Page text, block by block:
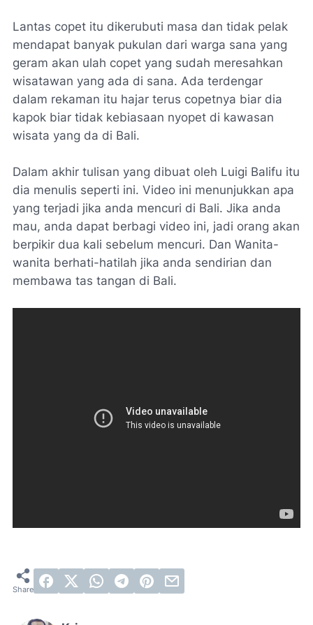
Lantas copet itu dikerubuti masa dan tidak pelak
mendapat banyak pukulan dari warga sana yang
geram akan ulah copet yang sudah meresahkan
wisatawan yang ada di sana. Ada terdengar
dalam rekaman itu hajar terus copetnya biar dia
kapok biar tidak kebiasaan nyopet di kawasan
wisata yang da di Bali.
Dalam akhir tulisan yang dibuat oleh Luigi Balifu itu
dia menulis seperti ini. Video ini menunjukkan apa
yang terjadi jika anda mencuri di Bali. Jika anda
mau, anda dapat berbagi video ini, jadi orang akan
berpikir dua kali sebelum mencuri. Dan Wanita-
wanita berhati-hatilah jika anda sendirian dan
membawa tas tangan di Bali.